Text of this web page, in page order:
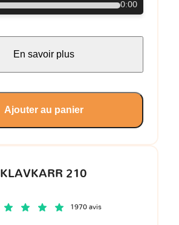
KLAVKARR 210
1970 avis
0:00
En savoir plus
Ajouter au panier